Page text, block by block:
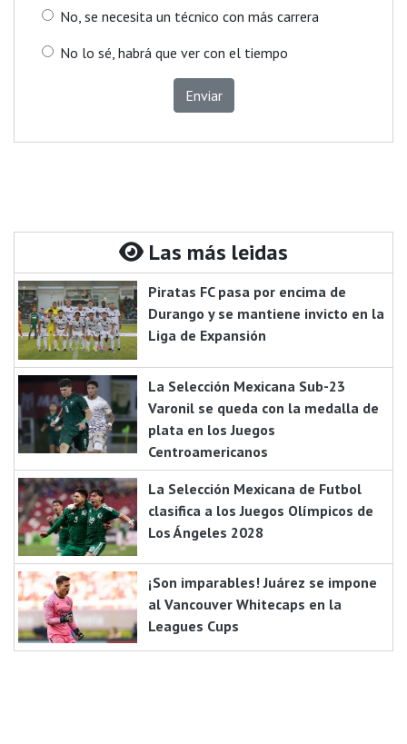
No, se necesita un técnico con más carrera
No lo sé, habrá que ver con el tiempo
Enviar
Las más leidas
Piratas FC pasa por encima de
Durango y se mantiene invicto en la
Liga de Expansión
La Selección Mexicana Sub-23
Varonil se queda con la medalla de
plata en los Juegos
Centroamericanos
La Selección Mexicana de Futbol
clasifica a los Juegos Olímpicos de
Los Ángeles 2028
¡Son imparables! Juárez se impone
al Vancouver Whitecaps en la
Leagues Cups